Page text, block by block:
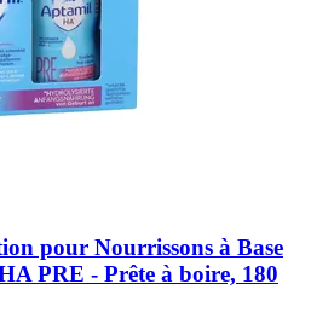
pour Nourrissons à Base
PRE -​ Prête à boire, 180